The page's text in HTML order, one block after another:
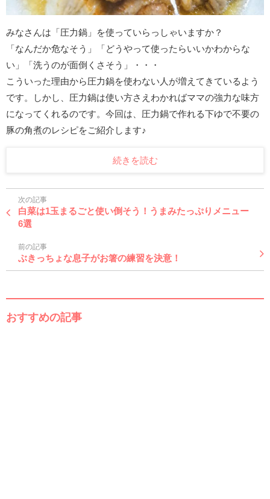
みなさんは「圧力鍋」を使っていらっしゃいますか？
「なんだか危なそう」「どうやって使ったらいいかわからな
い」「洗うのが面倒くさそう」・・・
こういった理由から圧力鍋を使わない人が増えてきているよう
です。しかし、圧力鍋は使い方さえわかればママの強力な味方
になってくれるのです。今回は、圧力鍋で作れる下ゆで不要の
豚の角煮のレシピをご紹介します♪
続きを読む
次の記事
白菜は1玉まるごと使い倒そう！うまみたっぷりメニュー
6選
前の記事
ぶきっちょな息子がお箸の練習を決意！
おすすめの記事